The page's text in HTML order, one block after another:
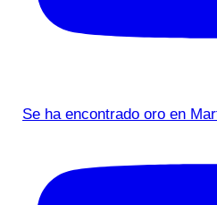
Se ha encontrado oro en